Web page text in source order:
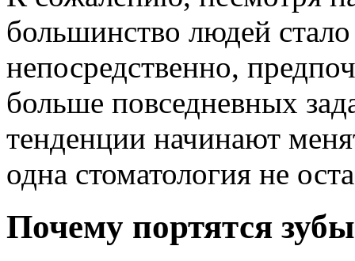
большинство людей
непосредственно,
больше повседневных
тенденции начинают
одна стоматология не
Почему портятся